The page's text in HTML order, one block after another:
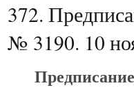
372.
№ 3190. 10